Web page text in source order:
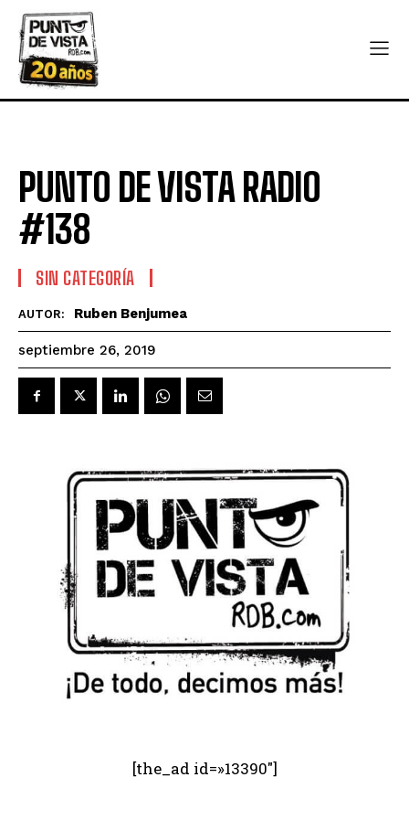
PUNTO DE VISTA RADIO
#138
SIN CATEGORÍA
AUTOR: Ruben Benjumea
septiembre 26, 2019
[the_ad id=»13390″]